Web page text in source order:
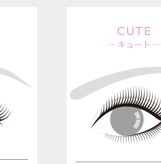
CUTE
― キュート ―